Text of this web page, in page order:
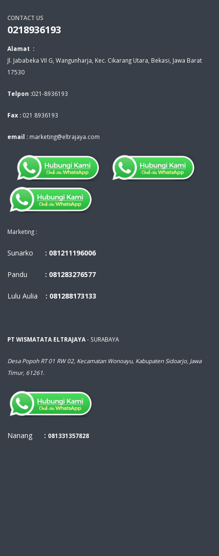
CONTACT US
0218936193
Alamat :
Jl. Jababeka VII G, Wangunharja, Kec. Cikarang Utara, Bekasi, Jawa Barat
17530
Telpon :021-8936193
Fax : 021 8936193
email : marketing@eltrajaya.com
Marketing :
Sunarko : 081211196006
Pandu : 081283276577
Lulu Aulia : 081288173133
PT WISMATATA ELTRAJAYA- SURABAYA
Desa Popoh RT 01 RW 02, Kecamatan Wonoayu, Kabupaten Sidoarjo, Jawa
Timur, 61261.
Nanang : 081331357828